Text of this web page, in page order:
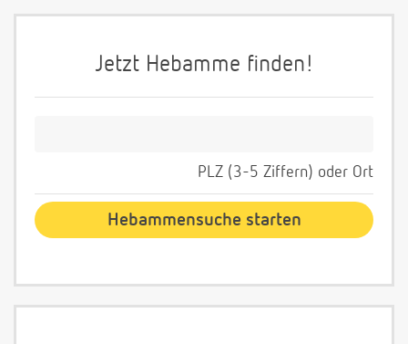
Jetzt Hebamme finden!
PLZ (3-5 Ziffern) oder Ort